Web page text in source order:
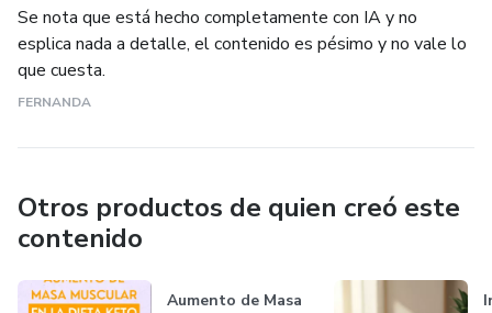
Aparecen en series, películas y conversaciones reales.
NIVEL AVANZADO (50 phrasal verbs)
out...
Se nota que está hecho completamente con IA y no
esplica nada a detalle, el contenido es pésimo y no vale lo
que cuesta.
FERNANDA
Otros productos de quien creó este
contenido
Aumento de Masa